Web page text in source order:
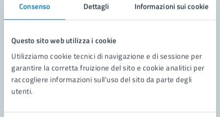
Consenso Dettagli Informazioni sui cookie
Questo sito web utilizza i cookie
Utilizziamo cookie tecnici di navigazione e di sessione per
garantire la corretta fruizione del sito e cookie analitici per
raccogliere informazioni sull'uso del sito da parte degli
utenti.
Prenota appuntamento
Problemi in città
Segnala disservizio